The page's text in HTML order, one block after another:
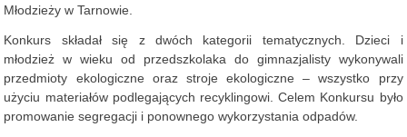
Młodzieży w Tarnowie.
Konkurs składał się z dwóch kategorii tematycznych. Dzieci i
młodzież w wieku od przedszkolaka do gimnazjalisty wykonywali
przedmioty ekologiczne oraz stroje ekologiczne – wszystko przy
użyciu materiałów podlegających recyklingowi. Celem Konkursu było
promowanie segregacji i ponownego wykorzystania odpadów.